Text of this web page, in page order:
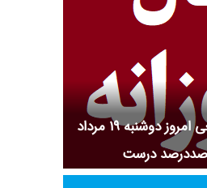
فال روزانه واقعی امروز دوشنبه ۱۹ مرداد